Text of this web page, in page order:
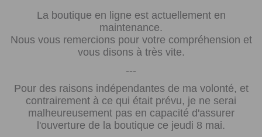
La boutique en ligne est actuellement en
maintenance.
Nous vous remercions pour votre compréhension et
vous disons à très vite.
---
Pour des raisons indépendantes de ma volonté, et
contrairement à ce qui était prévu, je ne serai
malheureusement pas en capacité d'assurer
l'ouverture de la boutique ce jeudi 8 mai.